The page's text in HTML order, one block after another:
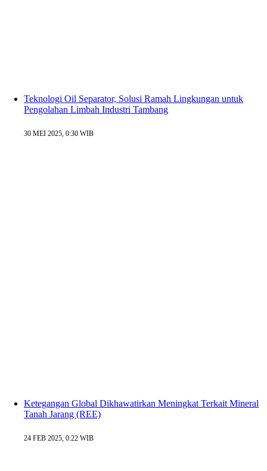
Teknologi Oil Separator, Solusi Ramah Lingkungan untuk
Pengolahan Limbah Industri Tambang
30 MEI 2025, 0:30 WIB
Ketegangan Global Dikhawatirkan Meningkat Terkait Mineral
Tanah Jarang (REE)
24 FEB 2025, 0:22 WIB